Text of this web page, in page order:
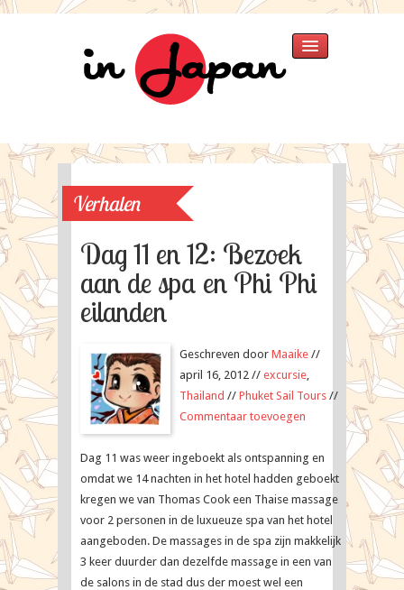
Verhalen »
Japan 2025
Japan 2018
Thailand 2015
Japan 2013
Thailand
Japan 2007
Fotos »
Singapore 2015
Japan 2013
Japan 2007
Map
Travellers
Verhalen
Dag 11 en 12: Bezoek
aan de spa en Phi Phi
eilanden
Geschreven door Maaike //
april 16, 2012 // excursie,
Thailand // Phuket Sail Tours //
Commentaar toevoegen
Dag 11 was weer ingeboekt als ontspanning en
omdat we 14 nachten in het hotel hadden geboekt
kregen we van Thomas Cook een Thaise massage
voor 2 personen in de luxueuze spa van het hotel
aangeboden. De massages in de spa zijn makkelijk
3 keer duurder dan dezelfde massage in een van
de salons in de stad dus der moest wel een